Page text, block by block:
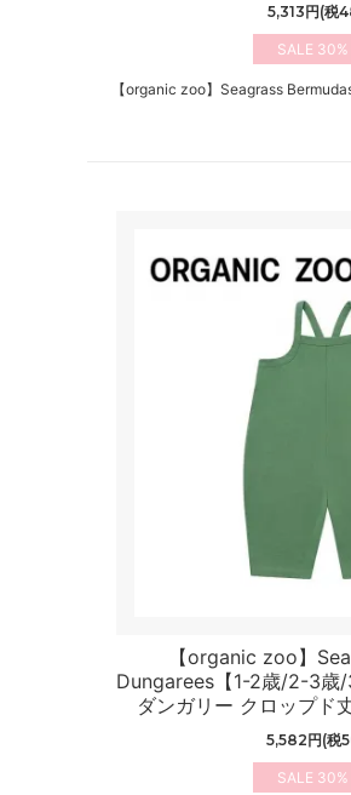
5,313円(税
30%
【organic zoo】Seagrass
【organic zoo】
Dungarees【1-2歳/2-3歳
ダンガリー クロップド
5,582円(税
30%